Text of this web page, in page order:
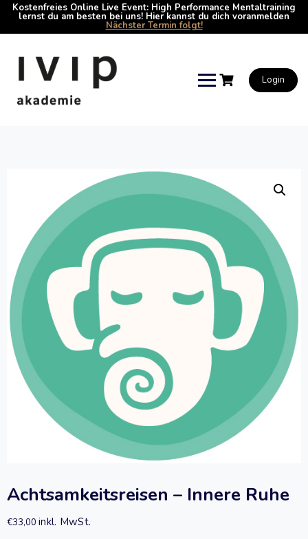
Kostenfreies Online Live Event: High Performance Mentaltraining
lernst du am besten bei uns! Hier kannst du dich voranmelden
Nächster Termin folgt!
Login
Achtsamkeitsreisen – Innere Ruhe
€33,00 inkl. MwSt.